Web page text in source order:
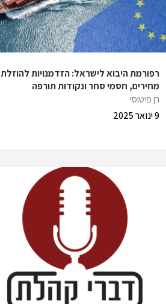
רפורמת היבוא לישראל: הזדמנויות להוזלת
מחירים, חסמי סחר ונקודות תורפה
רן פיטוסי
9 ינואר 2025